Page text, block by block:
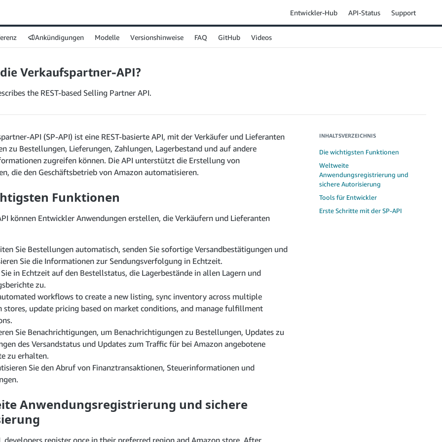
Entwickler-Hub API-Status Support
Ankündigungen Modelle Versionshinweise FAQ GitHub Videos
Verkaufspartner-API?
the REST-based Selling Partner API.
API (SP-API) ist eine REST-basierte API, mit der Verkäufer und Lieferanten
zu Bestellungen, Lieferungen, Zahlungen, Lagerbestand und auf andere
zugreifen können. Die API unterstützt die Erstellung von
die den Geschäftsbetrieb von Amazon automatisieren.
Funktionen
können Entwickler Anwendungen erstellen, die Verkäufern und Lieferanten
Sie Bestellungen automatisch, senden Sie sofortige Versandbestätigungen und
Sie die Informationen zur Sendungsverfolgung in Echtzeit.
in Echtzeit auf den Bestellstatus, die Lagerbestände in allen Lagern und
zu.
workflows to create a new listing, sync inventory across multiple
stores, update pricing based on market conditions, and manage fulfillment
Sie Benachrichtigungen, um Benachrichtigungen zu Bestellungen, Updates zu
des Versandstatus und Updates zum Traffic für bei Amazon angebotene
zu erhalten.
Sie den Abruf von Finanztransaktionen, Steuerinformationen und
Anwendungsregistrierung und sichere
developers register once in their preferred region and Amazon store. After
INHALTSVERZEICHNIS
Die wichtigsten Funktionen
Weltweite
Anwendungsregistrierung und
sichere Autorisierung
Tools für Entwickler
Erste Schritte mit der SP-API